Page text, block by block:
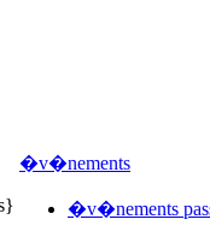
�v�nements
�v�nements